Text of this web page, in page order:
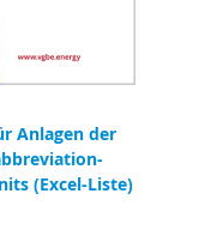
Anlagen der
(Excel-Liste)